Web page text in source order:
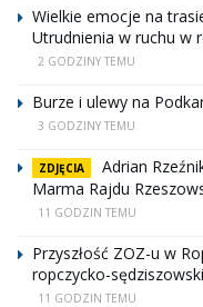
Wielkie emocje na
Utrudnienia w ruchu w
2 GODZINY TEMU
Burze i ulewy na
3 GODZINY TEMU
ZDJĘCIA
Adrian
Marma Rajdu
11 GODZIN TEMU
Przyszłość ZOZ-u w
ropczycko-
11 GODZIN TEMU